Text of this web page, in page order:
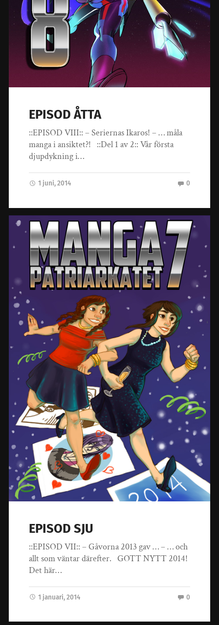
EPISOD ÅTTA
::EPISOD VIII:: – Seriernas Ikaros! – … måla
manga i ansiktet?! ::Del 1 av 2:: Vår första
djupdykning i…
1 juni, 2014 0
EPISOD SJU
::EPISOD VII:: – Gåvorna 2013 gav … – … och
allt som väntar därefter. GOTT NYTT 2014!
Det här…
1 januari, 2014 0